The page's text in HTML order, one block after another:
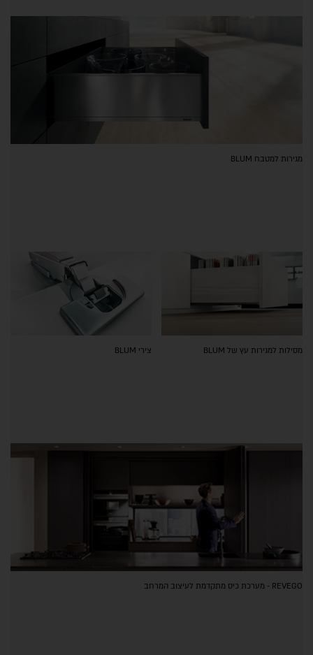
מגירות למטבח BLUM
מסילות למגירות עץ של BLUM צירי BLUM
REVEGO - מערכת כיס מתקדמת לעיצוב המרחב